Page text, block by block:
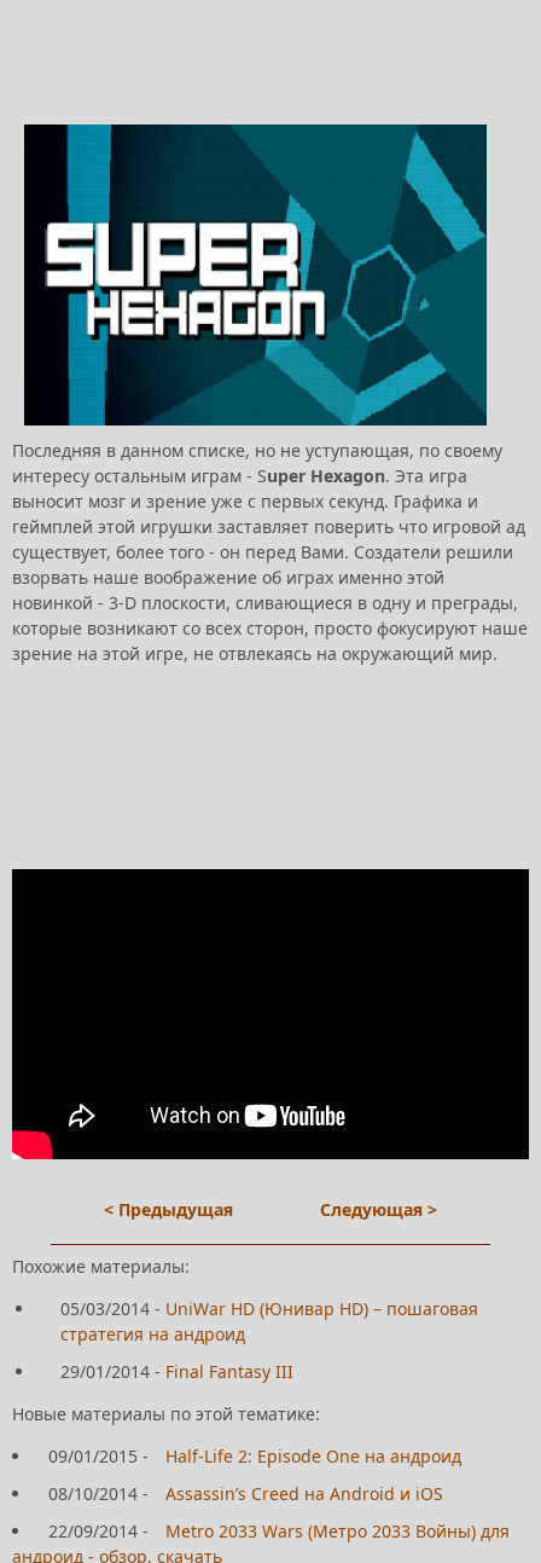
Последняя в данном списке, но не уступающая, по своему
интересу остальным играм - Super Hexagon. Эта игра
выносит мозг и зрение уже с первых секунд. Графика и
геймплей этой игрушки заставляет поверить что игровой ад
существует, более того - он перед Вами. Создатели решили
взорвать наше воображение об играх именно этой
новинкой - 3-D плоскости, сливающиеся в одну и преграды,
которые возникают со всех сторон, просто фокусируют наше
зрение на этой игре, не отвлекаясь на окружающий мир.
< Предыдущая Следующая >
Похожие материалы:
05/03/2014 - UniWar HD (Юнивар HD) – пошаговая
стратегия на андроид
29/01/2014 - Final Fantasy III
Новые материалы по этой тематике:
09/01/2015 -
Half-Life 2: Episode One на андроид
08/10/2014 -
Assassin’s Creed на Android и iOS
22/09/2014 -
Metro 2033 Wars (Метро 2033 Войны) для
андроид - обзор, скачать